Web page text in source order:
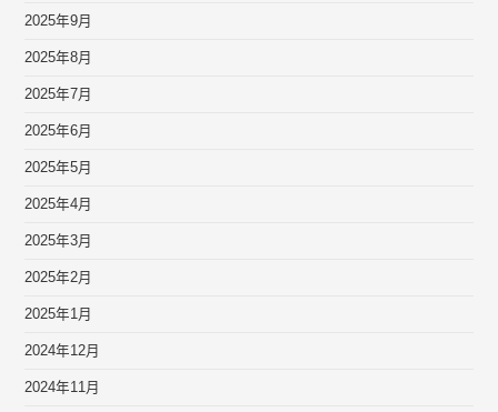
2025年9月
2025年8月
2025年7月
2025年6月
2025年5月
2025年4月
2025年3月
2025年2月
2025年1月
2024年12月
2024年11月